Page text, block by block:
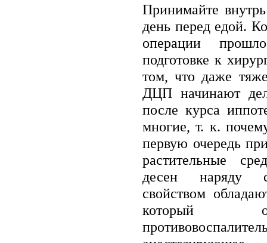
Принимайте
день перед едой.
операции
подготовке к
том, что даже
ДЦП начинают
после курса
многие, т. к.
первую очередь
растительные
десен наряду с
свойством
который